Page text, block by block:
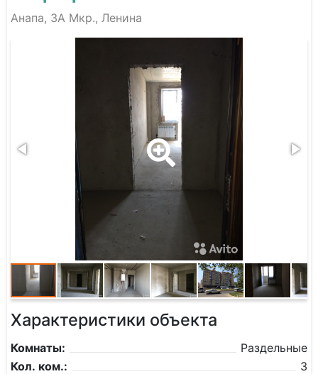
Анапа, 3А Мкр., Ленина
Характеристики объекта
Комнаты:
Раздельные
Кол. ком.:
3